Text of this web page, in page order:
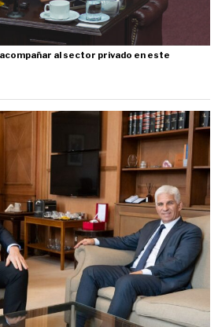
al sector privado en este